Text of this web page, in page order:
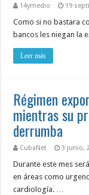
14ymedio 19
Como si no bastara
bancos les niegan la
Leer más
Régimen
mientras su
derrumba
CubaNet 3 junio,
Durante este mes
en áreas como
cardiología. …